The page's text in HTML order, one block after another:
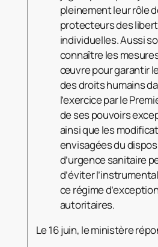
pleinement leur rôle
protecteurs des
individuelles. Aussi
connaître les
œuvre pour garantir
des droits humains
l’exercice par le
de ses pouvoirs
ainsi que les
envisagées du
d’urgence sanitaire
d’éviter
ce régime
autoritaires.
Le 16 juin, le ministère